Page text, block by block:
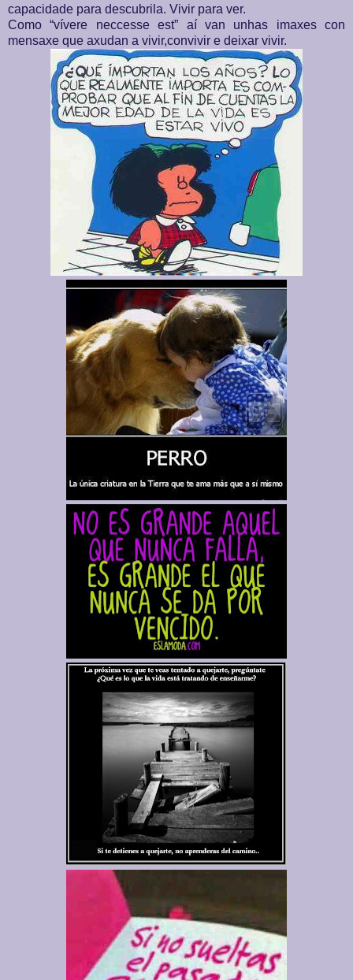
capacidade para descubrila. Vivir para ver.
Como “vívere neccesse est” aí van unhas imaxes con
mensaxe que axudan a vivir,convivir e deixar vivir.